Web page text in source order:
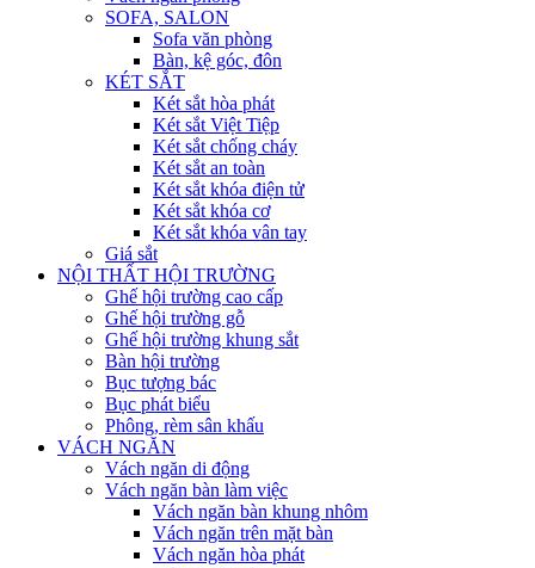
SOFA, SALON
Sofa văn phòng
Bàn, kệ góc, đôn
KÉT SẮT
Két sắt hòa phát
Két sắt Việt Tiệp
Két sắt chống cháy
Két sắt an toàn
Két sắt khóa điện tử
Két sắt khóa cơ
Két sắt khóa vân tay
Giá sắt
NỘI THẤT HỘI TRƯỜNG
Ghế hội trường cao cấp
Ghế hội trường gỗ
Ghế hội trường khung sắt
Bàn hội trường
Bục tượng bác
Bục phát biểu
Phông, rèm sân khấu
VÁCH NGĂN
Vách ngăn di động
Vách ngăn bàn làm việc
Vách ngăn bàn khung nhôm
Vách ngăn trên mặt bàn
Vách ngăn hòa phát